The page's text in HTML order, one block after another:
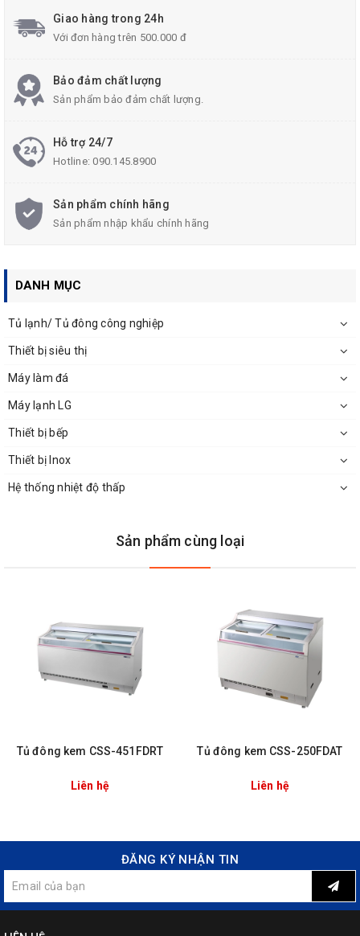
+ Kính tròn
+ Kiểm soát nhiệt độ kỹ thuật số
+ Đèn LED
Giao hàng trong 24h
Với đơn hàng trên 500.000 đ
Bảo đảm chất lượng
Sản phẩm bảo đảm chất lượng.
Hỗ trợ 24/7
Hotline:090.145.8900
Sản phẩm chính hãng
Sản phẩm nhập khẩu chính hãng
DANH MỤC
Tủ lạnh/ Tủ đông công nghiệp
Thiết bị siêu thị
Máy làm đá
Máy lạnh LG
Thiết bị bếp
Thiết bị Inox
Hệ thống nhiệt độ thấp
Sản phẩm cùng loại
Tủ đông kem CSS-451FDRT
Liên hệ
Tủ đông kem CSS-250FDAT
Liên hệ
ĐĂNG KÝ NHẬN TIN